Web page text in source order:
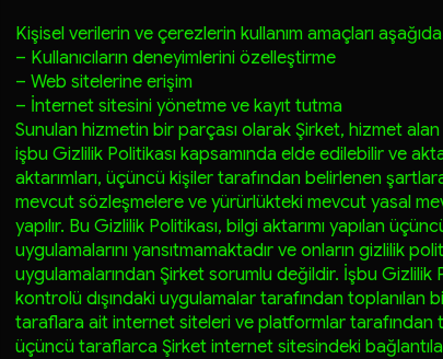
Kişisel verilerin ve çerezlerin kullanım amaçları
– Kullanıcıların deneyimlerini özelleştirme
– Web sitelerine erişim
– İnternet sitesini yönetme ve kayıt tutma
Sunulan hizmetin bir parçası olarak Şirket, hizmet
işbu Gizlilik Politikası kapsamında elde edilebilir ve
aktarımları, üçüncü kişiler tarafından belirlenen
mevcut sözleşmelere ve yürürlükteki mevcut yasal
yapılır. Bu Gizlilik Politikası, bilgi aktarımı yapılan
uygulamalarını yansıtmamaktadır ve onların gizlilik
uygulamalarından Şirket sorumlu değildir. İşbu Gizlilik
kontrolü dışındaki uygulamalar tarafından toplanılan
taraflara ait internet siteleri ve platformlar tarafından
üçüncü taraflarca Şirket internet sitesindeki